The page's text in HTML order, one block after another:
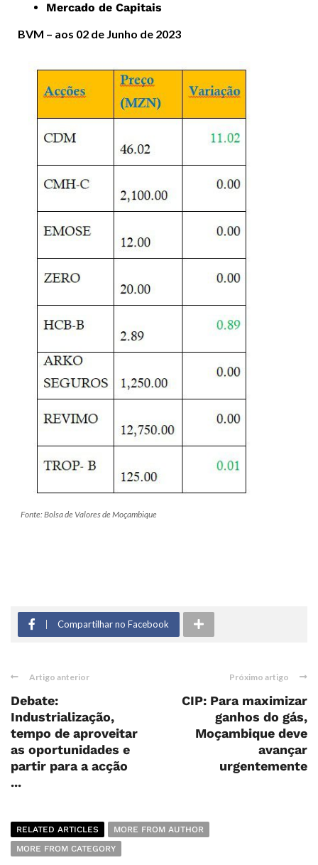
Mercado de Capitais
BVM – aos 02 de Junho de 2023
Fonte: Bolsa de Valores de Moçambique
Compartilhar no Facebook
Artigo anterior
Debate:
Industrialização,
tempo de aproveitar
as oportunidades e
partir para a acção
...
Próximo artigo
CIP: Para maximizar
ganhos do gás,
Moçambique deve
avançar
urgentemente
RELATED ARTICLES
MORE FROM AUTHOR
MORE FROM CATEGORY